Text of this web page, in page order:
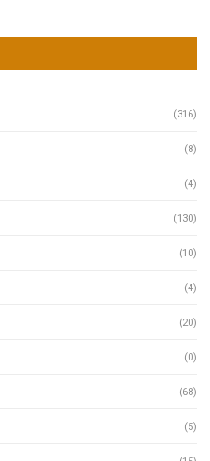
(316)
(8)
(4)
(130)
(10)
(4)
(20)
(0)
(68)
(5)